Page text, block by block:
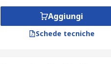
Aggiungi
Schede tecniche